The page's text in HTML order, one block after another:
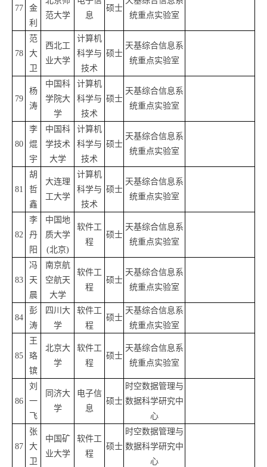
77
金
利
范大学
息
硕士
统重点实验室
78
范
大
卫
西北工
业大学
计算机
科学与
技术
硕士
天基综合信息系
统重点实验室
79
杨
涛
中国科
学院大
学
计算机
科学与
技术
硕士
天基综合信息系
统重点实验室
80
李
焜
宇
中国科
学技术
大学
计算机
科学与
技术
硕士
天基综合信息系
统重点实验室
81
胡
哲
鑫
大连理
工大学
计算机
科学与
技术
硕士
天基综合信息系
统重点实验室
82
李
丹
阳
中国地
质大学
(北京)
软件工
程
硕士
天基综合信息系
统重点实验室
83
冯
天
晨
南京航
空航天
大学
软件工
程
硕士
天基综合信息系
统重点实验室
84
彭
涛
四川大
学
软件工
程
硕士
天基综合信息系
统重点实验室
85
王
珞
镔
北京大
学
软件工
程
硕士
天基综合信息系
统重点实验室
86
刘
一
飞
同济大
学
电子信
息
硕士
时空数据管理与
数据科学研究中
心
87
张
大
卫
中国矿
业大学
软件工
程
硕士
时空数据管理与
数据科学研究中
心